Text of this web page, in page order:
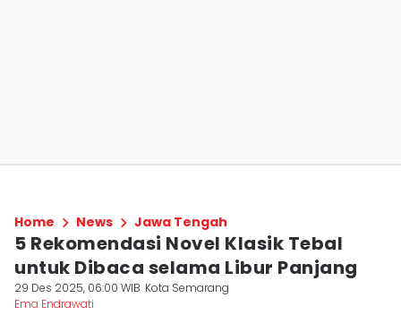
Home News Jawa Tengah
5 Rekomendasi Novel Klasik Tebal
untuk Dibaca selama Libur Panjang
29 Des 2025, 06:00 WIB Kota Semarang
Ema Endrawati